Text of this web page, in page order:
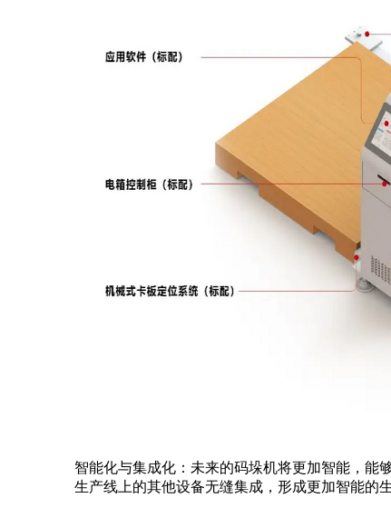
智能化与集成化：未来的码垛机将更加智能，能
生产线上的其他设备无缝集成，形成更加智能的生